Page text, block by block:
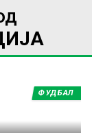
ФУДБАЛ